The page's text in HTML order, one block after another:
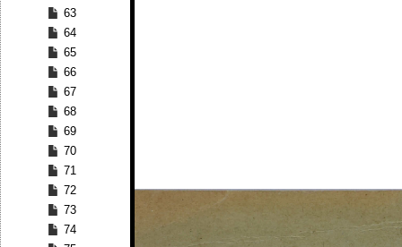
63
64
65
66
67
68
69
70
71
72
73
74